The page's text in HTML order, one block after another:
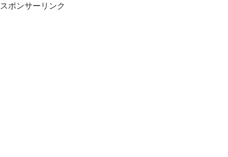
スポンサーリンク